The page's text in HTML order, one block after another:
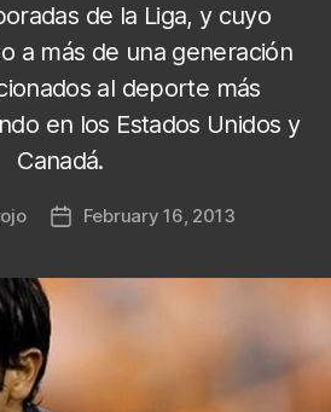
de la Liga, y cuyo
a más de una generación
al deporte más
en los Estados Unidos y
Canadá.
PostFebruary 16, 2013